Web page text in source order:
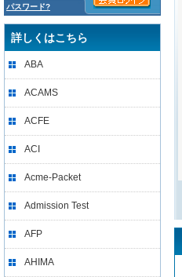
パスワード?
詳しくはこちら
ABA
ACAMS
ACFE
ACI
Acme-Packet
Admission Test
AFP
AHIMA